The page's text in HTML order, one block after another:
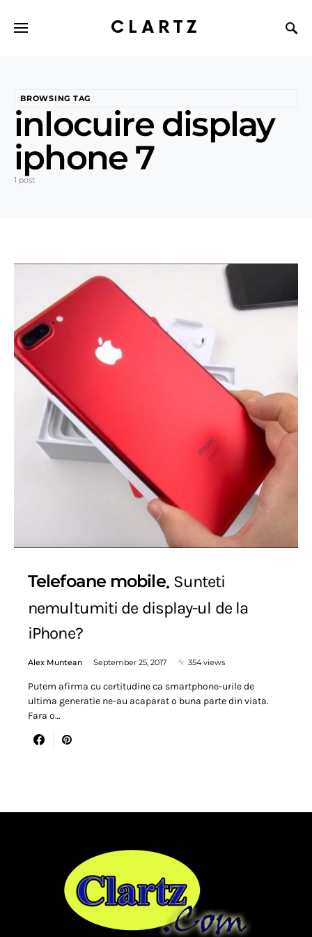
CLARTZ
BROWSING TAG
inlocuire display
iphone 7
1 post
Telefoane mobile Sunteti
nemultumiti de display-ul de la
iPhone?
Alex Muntean September 25, 2017 354 views
Putem afirma cu certitudine ca smartphone-urile de
ultima generatie ne-au acaparat o buna parte din viata.
Fara o…